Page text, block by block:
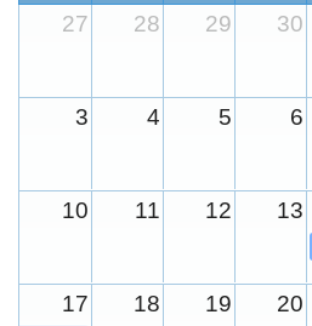
27
28 29 30
3 4 5 6
10 11 12 13
17 18 19 20